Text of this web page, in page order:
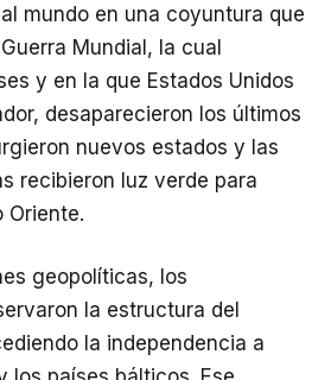
mundo en una coyuntura que
Mundial, la cual
y en la que Estados Unidos
desaparecieron los últimos
nuevos estados y las
recibieron luz verde para
Oriente.
geopolíticas, los
la estructura del
la independencia a